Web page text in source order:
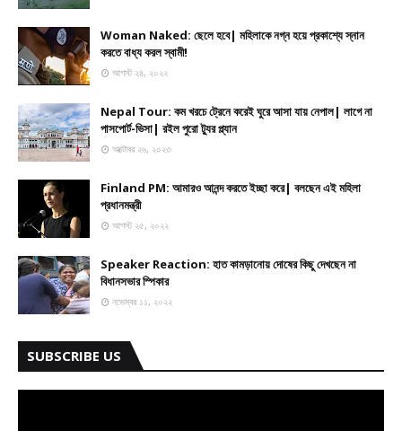
Woman Naked: ছেলে হবে| মহিলাকে নগ্ন হয়ে প্রকাশ্যে স্নান
করতে বাধ্য করল স্বামী!
আগস্ট ২৪, ২০২২
Nepal Tour: কম খরচে ট্রেনে করেই ঘুরে আসা যায় নেপাল| লাগে না
পাসপোর্ট-ভিসা| রইল পুরো ট্যুর প্ল্যান
অক্টোবর ২৬, ২০২৩
Finland PM: আমারও আনন্দ করতে ইচ্ছা করে| বলছেন এই মহিলা
প্রধানমন্ত্রী
আগস্ট ২৫, ২০২২
Speaker Reaction: হাত কামড়ানোয় দোষের কিছু দেখছেন না
বিধানসভার স্পিকার
নভেম্বর ১১, ২০২২
SUBSCRIBE US